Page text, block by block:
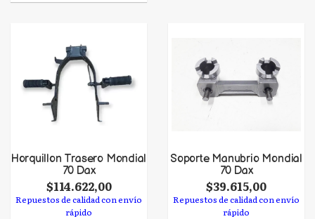
Horquillon Trasero Mondial
70 Dax
$114.622,00
Repuestos de calidad con envío
rápido
Soporte Manubrio Mondial
70 Dax
$39.615,00
Repuestos de calidad con envío
rápido